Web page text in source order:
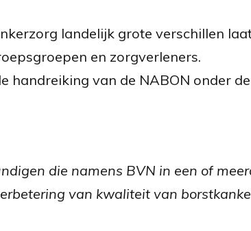
landelijk grote verschillen
en zorgverleners.
handreiking van de NABON onder
die namens BVN in een of
van kwaliteit van